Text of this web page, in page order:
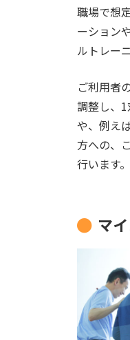
職場で想
ーション
ルトレー
ご利用者
調整し、
や、例え
方への、
行います。
マ